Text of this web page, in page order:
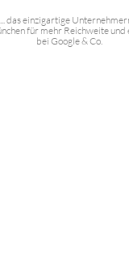
das einzigartige
für mehr Reichweite und
bei Google & Co.